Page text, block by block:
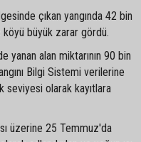
çıkan yangında 42 bin
büyük zarar gördü.
yanan alan miktarının 90 bin
Bilgi Sistemi verilerine
seviyesi olarak kayıtlara
üzerine 25 Temmuz'da